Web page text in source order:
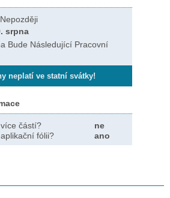
srpna
Bude Následující Pracovní
neplatí ve statní svátky!
částí?
ne
fólii?
ano